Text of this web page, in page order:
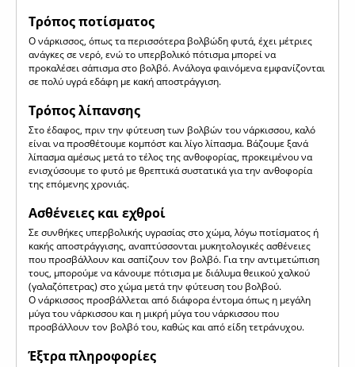
Τρόπος ποτίσματος
Ο νάρκισσος, όπως τα περισσότερα βολβώδη φυτά, έχει μέτριες
ανάγκες σε νερό, ενώ το υπερβολικό πότισμα μπορεί να
προκαλέσει σάπισμα στο βολβό. Ανάλογα φαινόμενα εμφανίζονται
σε πολύ υγρά εδάφη με κακή αποστράγγιση.
Τρόπος λίπανσης
Στο έδαφος, πριν την φύτευση των βολβών του νάρκισσου, καλό
είναι να προσθέτουμε κομπόστ και λίγο λίπασμα. Βάζουμε ξανά
λίπασμα αμέσως μετά το τέλος της ανθοφορίας, προκειμένου να
ενισχύσουμε το φυτό με θρεπτικά συστατικά για την ανθοφορία
της επόμενης χρονιάς.
Ασθένειες και εχθροί
Σε συνθήκες υπερβολικής υγρασίας στο χώμα, λόγω ποτίσματος ή
κακής αποστράγγισης, αναπτύσσονται μυκητολογικές ασθένειες
που προσβάλλουν και σαπίζουν τον βολβό. Για την αντιμετώπιση
τους, μπορούμε να κάνουμε πότισμα με διάλυμα θειικού χαλκού
(γαλαζόπετρας) στο χώμα μετά την φύτευση του βολβού.
Ο νάρκισσος προσβάλλεται από διάφορα έντομα όπως η μεγάλη
μύγα του νάρκισσου και η μικρή μύγα του νάρκισσου που
προσβάλλουν τον βολβό του, καθώς και από είδη τετράνυχου.
Έξτρα πληροφορίες